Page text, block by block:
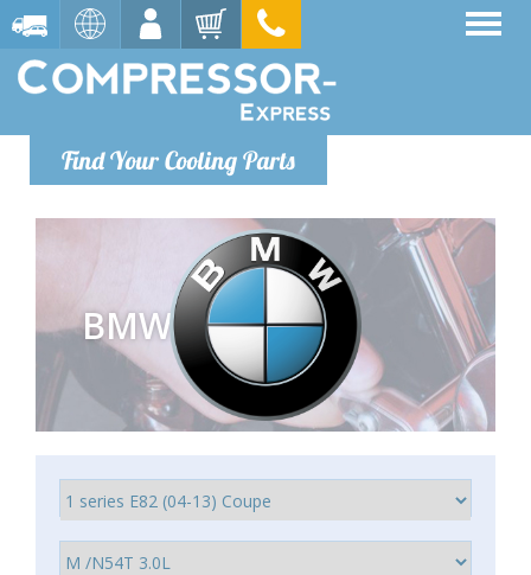
Find Your Cooling Parts
BMW